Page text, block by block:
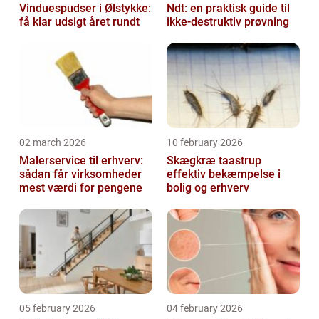
Vinduespudser i Ølstykke:
få klar udsigt året rundt
Ndt: en praktisk guide til
ikke-destruktiv prøvning
02 march 2026
Malerservice til erhverv:
sådan får virksomheder
mest værdi for pengene
10 february 2026
Skægkræ taastrup
effektiv bekæmpelse i
bolig og erhverv
05 february 2026 04 february 2026